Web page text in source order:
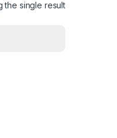
the single result